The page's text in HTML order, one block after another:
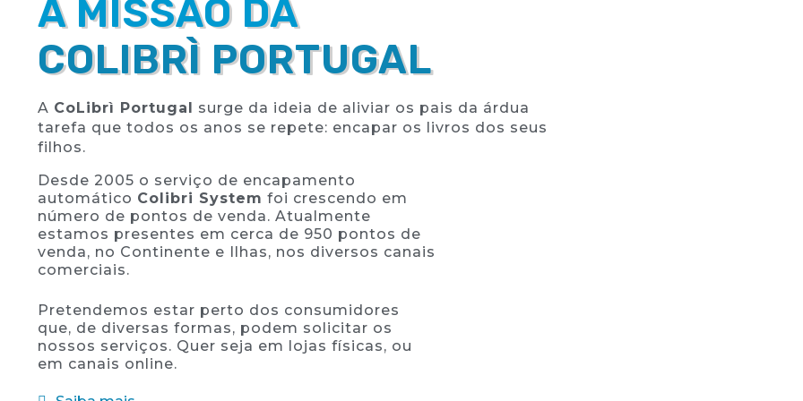
A MISSÃO DA
COLIBRÌ PORTUGAL
A CoLibrì Portugal surge da ideia de aliviar os pais da árdua
tarefa que todos os anos se repete: encapar os livros dos seus
filhos.
Desde 2005 o serviço de encapamento
automático Colibri System foi crescendo em
número de pontos de venda. Atualmente
estamos presentes em cerca de 950 pontos de
venda, no Continente e Ilhas, nos diversos canais
comerciais.
Pretendemos estar perto dos consumidores
que, de diversas formas, podem solicitar os
nossos serviços. Quer seja em lojas físicas, ou
em canais online.